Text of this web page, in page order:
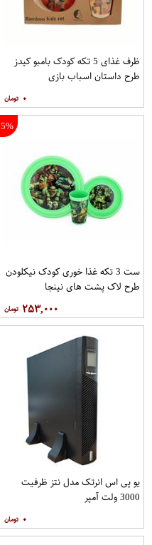
ظرف غذای 5 تکه کودک بامبو کیدز
طرح داستان اسباب بازی
۰
5%
ست 3 تکه غذا خوری کودک نیکلودن
طرح لاک پشت های نینجا
۲۵۳,۰۰۰
یو پی اس انرتک مدل نتز ظرفیت
3000 ولت آمپر
۰